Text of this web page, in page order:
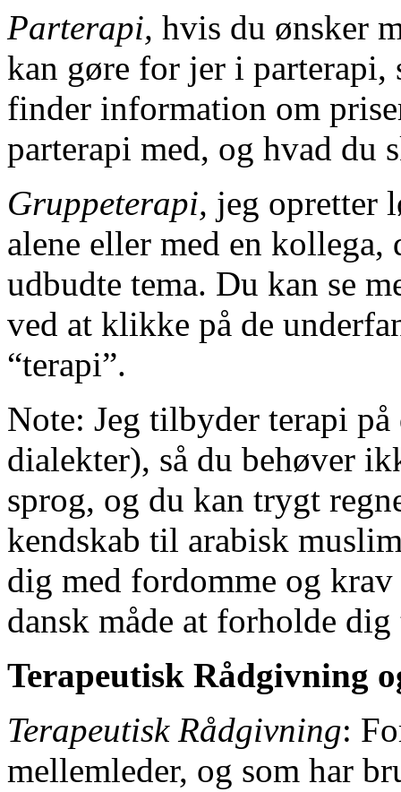
Parterapi, hvis du ønsker
kan gøre for jer i
finder information om
parterapi med, og hvad du
Gruppeterapi, jeg opretter
alene eller med en
udbudte tema. Du kan se
ved at klikke på de
“terapi”.
Note: Jeg tilbyder terapi
dialekter), så du behøver
sprog, og du kan trygt
kendskab til arabisk
dig med fordomme og
dansk måde at forholde
Terapeutisk Rådgivning
Terapeutisk Rådgivning:
mellemleder, og som har